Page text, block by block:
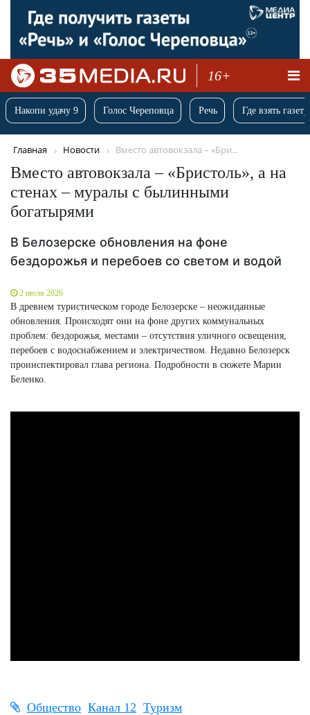
16+
Накопи удачу 9 Голос Череповца Речь Где взять
Главная Новости Вместо автовокзала – «Бри...
Вместо автовокзала – «Бристоль», а на
стенах – муралы с былинными
богатырями
В Белозерске обновления на фоне
бездорожья и перебоев со светом и водой
2 июля 2026
В древнем туристическом городе Белозерске – неожиданные
обновления. Происходят они на фоне других коммунальных
проблем: бездорожья, местами – отсутствия уличного освещения,
перебоев с водоснабжением и электричеством. Недавно Белозерск
проинспектировал глава региона. Подробности в сюжете Марии
Беленко.
Общество Канал 12 Туризм